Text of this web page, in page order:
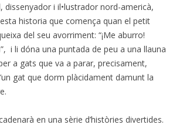
, dissenyador i il•lustrador nord-americà,
historia que comença quan el petit
del seu avorriment: “¡Me aburro!
i li dóna una puntada de peu a una llauna
a gats que va a parar, precisament,
gat que dorm plàcidament damunt la
en una sèrie d’històries divertides.